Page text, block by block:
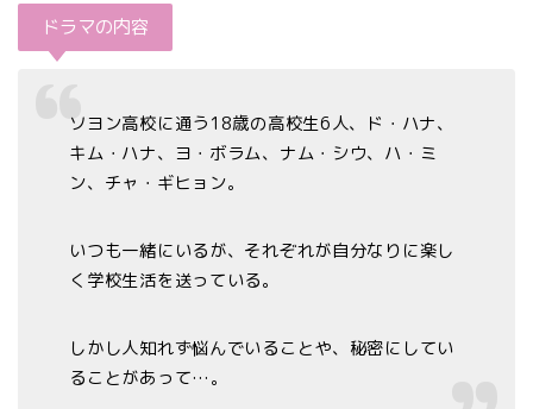
ドラマの内容
ソヨン高校に通う18歳の高校生6人、ド・ハナ、
キム・ハナ、ヨ・ボラム、ナム・シウ、ハ・ミ
ン、チャ・ギヒョン。
いつも一緒にいるが、それぞれが自分なりに楽し
く学校生活を送っている。
しかし人知れず悩んでいることや、秘密にしてい
ることがあって…。